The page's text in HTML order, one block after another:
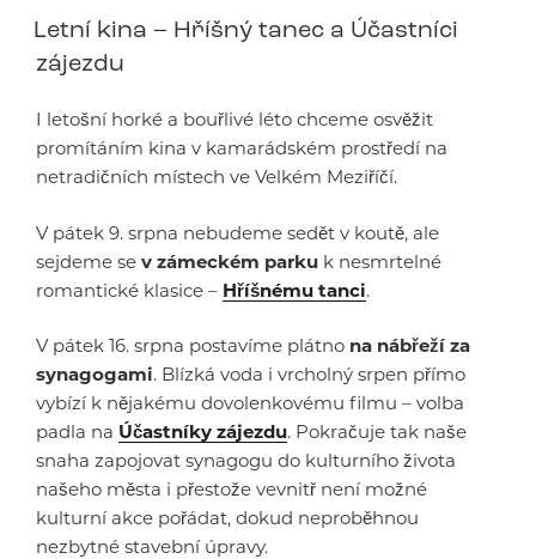
Letní kina – Hříšný tanec a Účastníci
zájezdu
I letošní horké a bouřlivé léto chceme osvěžit
promítáním kina v kamarádském prostředí na
netradičních místech ve Velkém Meziříčí.
V pátek 9. srpna nebudeme sedět v koutě, ale
sejdeme se v zámeckém parku k nesmrtelné
romantické klasice – Hříšnému tanci.
V pátek 16. srpna postavíme plátno na nábřeží za
synagogami. Blízká voda i vrcholný srpen přímo
vybízí k nějakému dovolenkovému filmu – volba
padla na Účastníky zájezdu. Pokračuje tak naše
snaha zapojovat synagogu do kulturního života
našeho města i přestože vevnitř není možné
kulturní akce pořádat, dokud neproběhnou
nezbytné stavební úpravy.